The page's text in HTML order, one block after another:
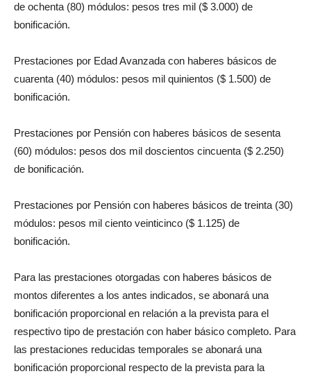
de ochenta (80) módulos: pesos tres mil ($ 3.000) de
bonificación.
Prestaciones por Edad Avanzada con haberes básicos de
cuarenta (40) módulos: pesos mil quinientos ($ 1.500) de
bonificación.
Prestaciones por Pensión con haberes básicos de sesenta
(60) módulos: pesos dos mil doscientos cincuenta ($ 2.250)
de bonificación.
Prestaciones por Pensión con haberes básicos de treinta (30)
módulos: pesos mil ciento veinticinco ($ 1.125) de
bonificación.
Para las prestaciones otorgadas con haberes básicos de
montos diferentes a los antes indicados, se abonará una
bonificación proporcional en relación a la prevista para el
respectivo tipo de prestación con haber básico completo. Para
las prestaciones reducidas temporales se abonará una
bonificación proporcional respecto de la prevista para la